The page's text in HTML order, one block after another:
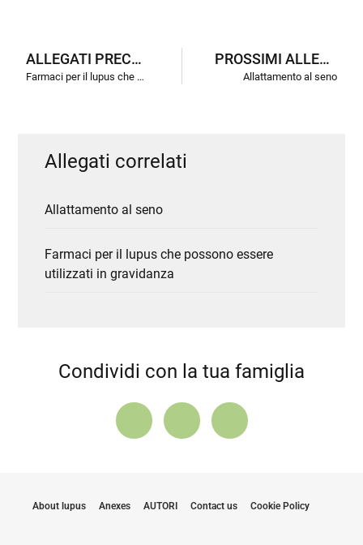
ALLEGATI PRECEDENTI
Farmaci per il lupus che possono essere utilizzati in gravidanza
PROSSIMI ALLEGATI
Allattamento al seno
Allegati correlati
Allattamento al seno
Farmaci per il lupus che possono essere
utilizzati in gravidanza
Condividi con la tua famiglia
About lupus Anexes AUTORI Contact us Cookie Policy